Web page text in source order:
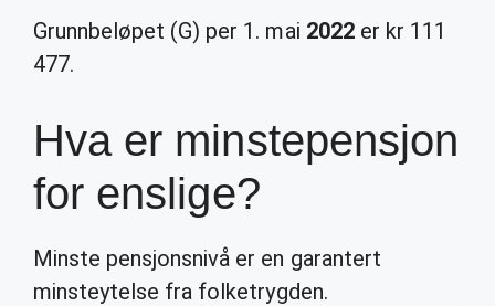
Grunnbeløpet (G) per 1. mai 2022er kr 111
477.
Hva er minstepensjon
for enslige?
Minste pensjonsnivå er en garantert
minsteytelse fra folketrygden.